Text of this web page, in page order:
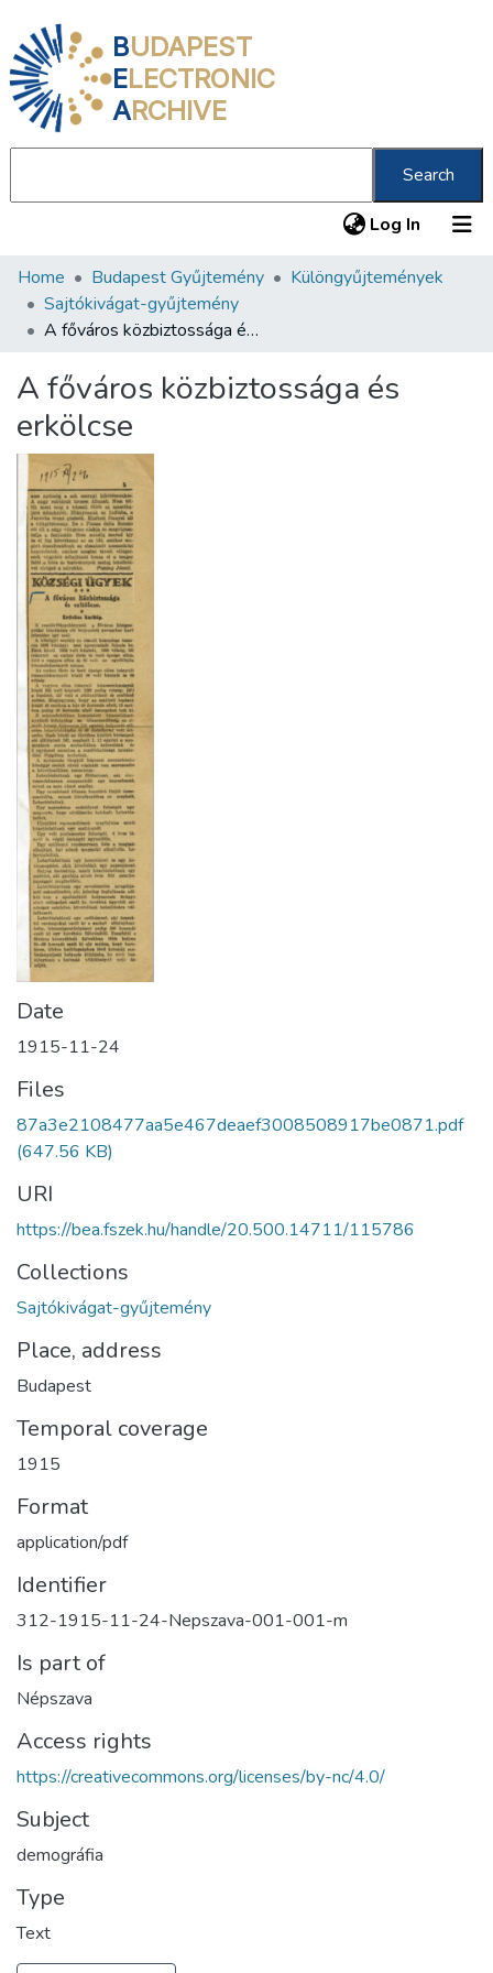
BUDAPEST
ELECTRONIC
ARCHIVE
Search
Log In (current)
Communities & Collections
All of DSpace
About us
Home Budapest Gyűjtemény
Különgyűjtemények
Sajtókivágat-gyűjtemény
A főváros közbiztossága és erkölcse
A főváros közbiztossága és
erkölcse
Date
1915-11-24
Files
87a3e2108477aa5e467deaef3008508917be0871.pdf
(647.56 KB)
URI
https://bea.fszek.hu/handle/20.500.14711/115786
Collections
Sajtókivágat-gyűjtemény
Place, address
Budapest
Temporal coverage
1915
Format
application/pdf
Identifier
312-1915-11-24-Nepszava-001-001-m
Is part of
Népszava
Access rights
https://creativecommons.org/licenses/by-nc/4.0/
Subject
demográfia
Type
Text